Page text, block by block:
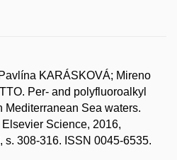
KARÁSKOVÁ; Mireno
Per- and polyfluoroalkyl
Mediterranean Sea waters.
Science, 2016,
s. 308-316. ISSN 0045-6535.